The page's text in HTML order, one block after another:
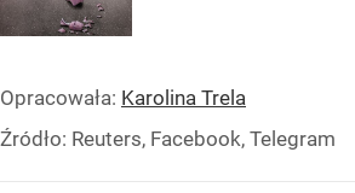
Opracowała: Karolina Trela
Źródło: Reuters, Facebook, Telegram